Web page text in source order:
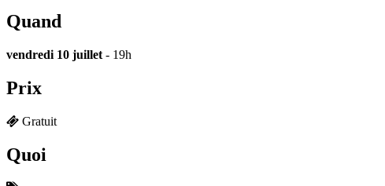
Quand
vendredi 10 juillet - 19h
Prix
Gratuit
Quoi